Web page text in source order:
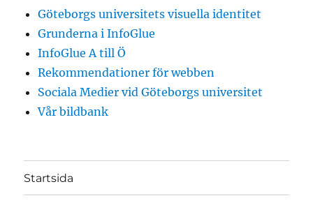
Göteborgs universitets visuella identitet
Grunderna i InfoGlue
InfoGlue A till Ö
Rekommendationer för webben
Sociala Medier vid Göteborgs universitet
Vår bildbank
Startsida